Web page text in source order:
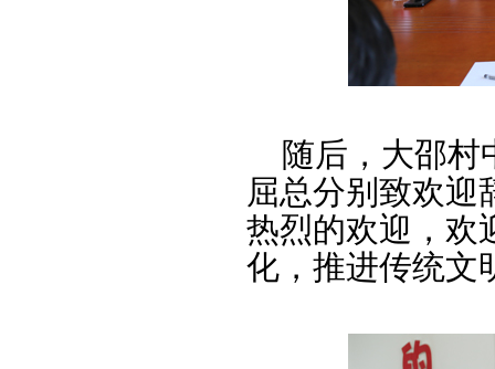
随后，大邵村
屈总分别致欢迎
热烈的欢迎，欢
化，推进传统文